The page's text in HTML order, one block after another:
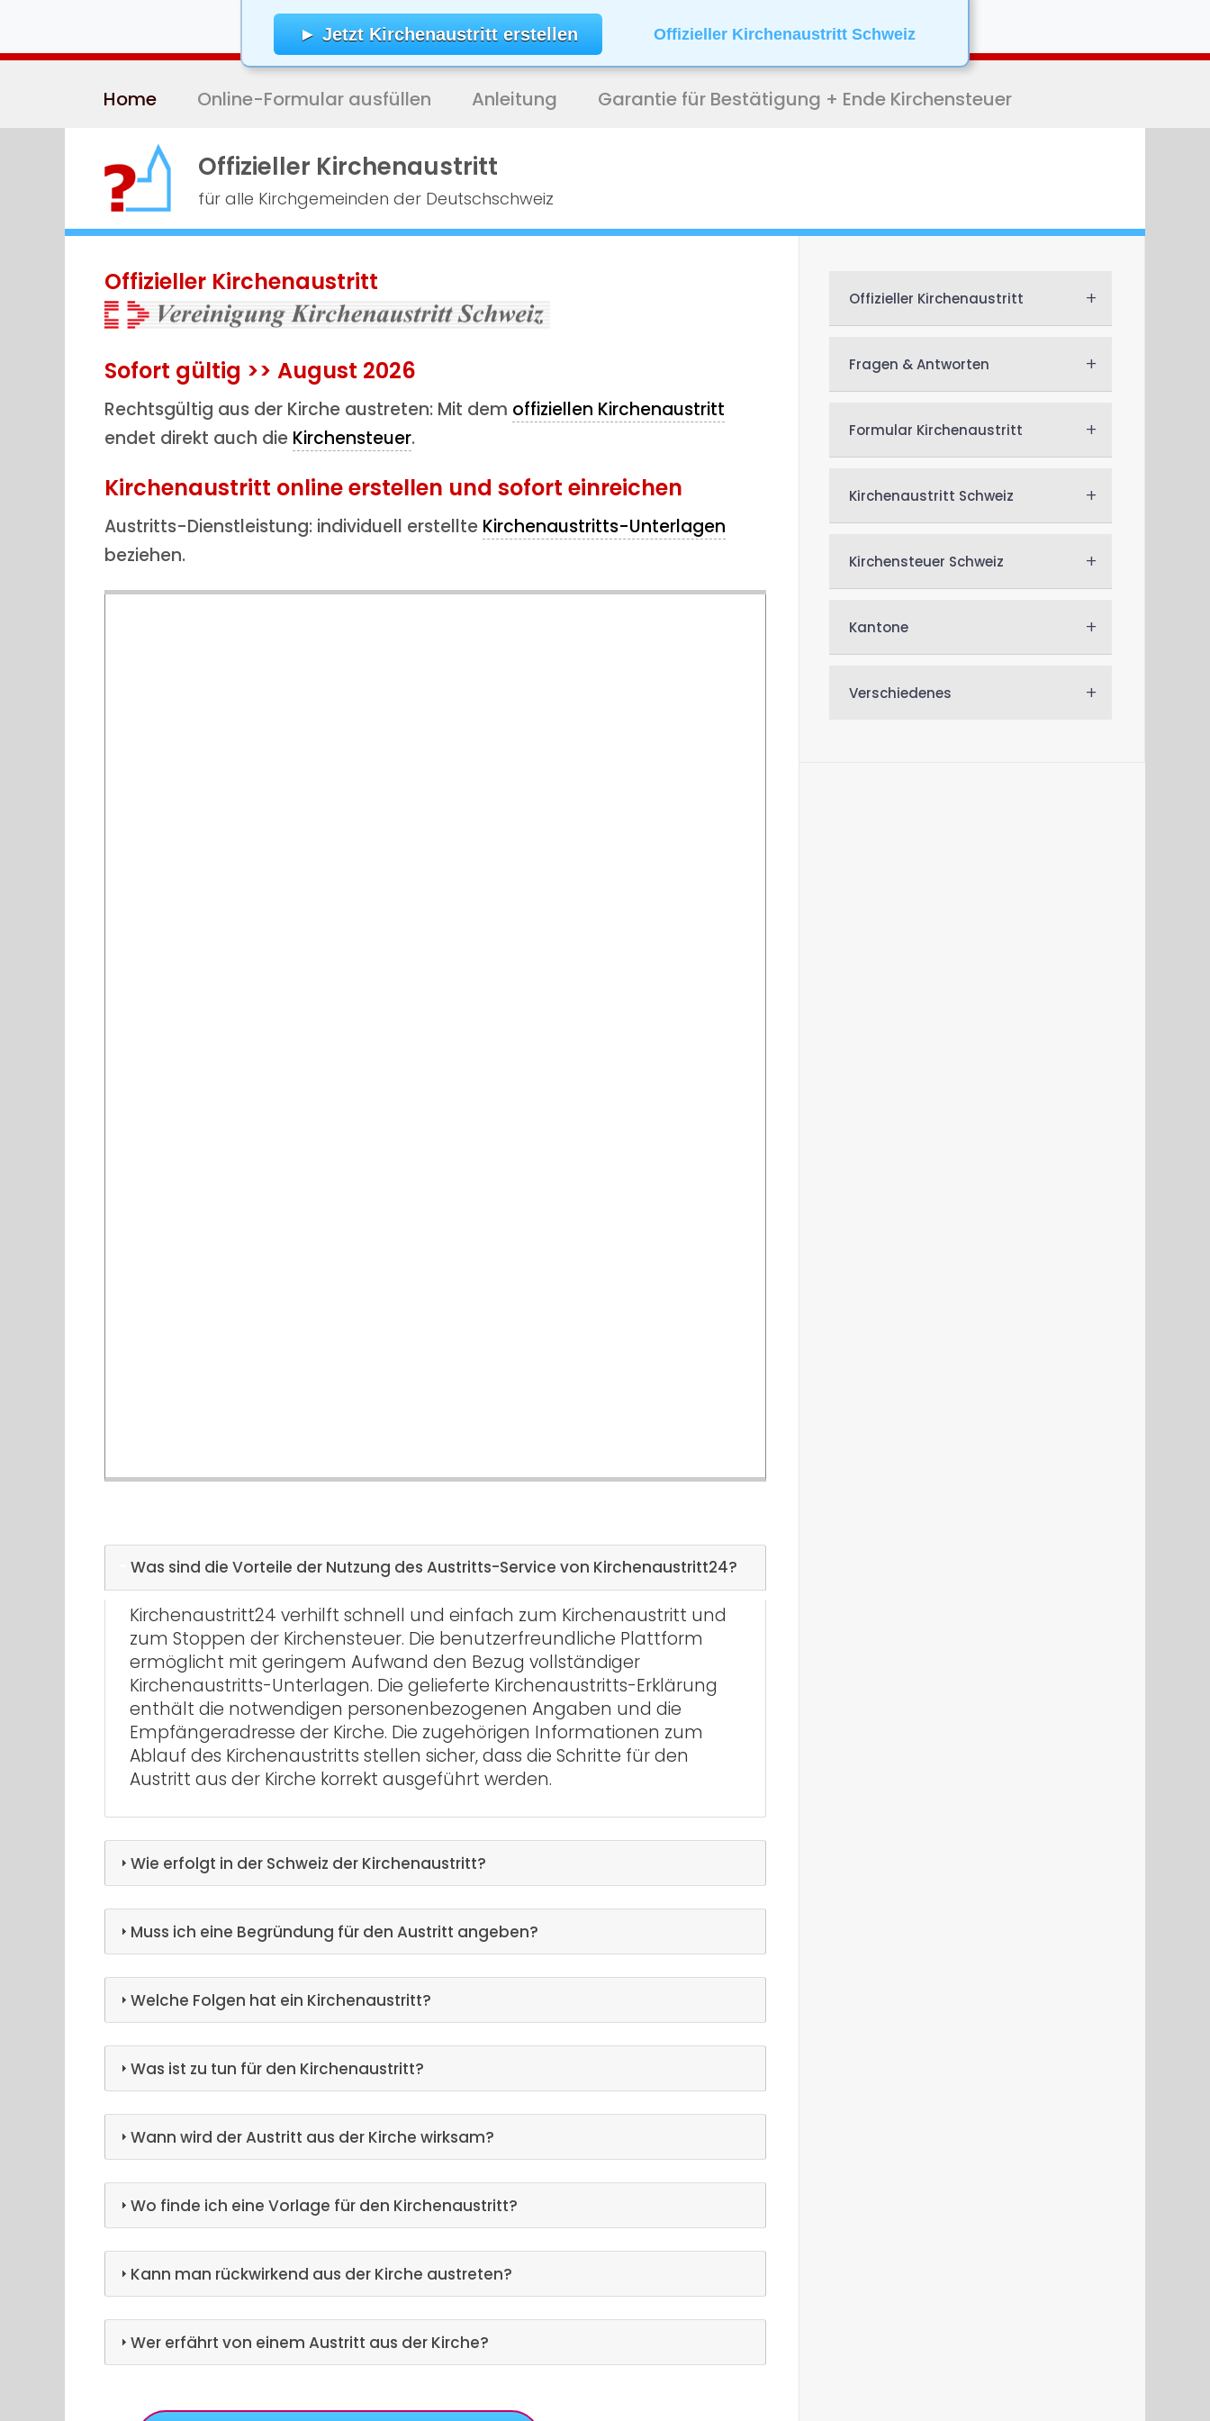
content
Enter)
► Jetzt Kirchenaustritt erstellen Offizieller Kirchenaustritt Schweiz
Home Online-Formular ausfüllen Anleitung Garantie für Bestätigung + Ende Kirchensteuer
Offizieller Kirchenaustritt
für alle Kirchgemeinden der Deutschschweiz
Offizieller Kirchenaustritt
Sofort gültig >> August 2026
Rechtsgültig aus der Kirche austreten: Mit dem offiziellen Kirchenaustritt
endet direkt auch die Kirchensteuer.
Kirchenaustritt online erstellen und sofort einreichen
Austritts-Dienstleistung: individuell erstellte Kirchenaustritts-Unterlagen
beziehen.
Was sind die Vorteile der Nutzung des Austritts-Service von Kirchenaustritt24?
Kirchenaustritt24 verhilft schnell und einfach zum Kirchenaustritt und
zum Stoppen der Kirchensteuer. Die benutzerfreundliche Plattform
ermöglicht mit geringem Aufwand den Bezug vollständiger
Kirchenaustritts-Unterlagen. Die gelieferte Kirchenaustritts-Erklärung
enthält die notwendigen personenbezogenen Angaben und die
Empfängeradresse der Kirche. Die zugehörigen Informationen zum
Ablauf des Kirchenaustritts stellen sicher, dass die Schritte für den
Austritt aus der Kirche korrekt ausgeführt werden.
Wie erfolgt in der Schweiz der Kirchenaustritt?
Muss ich eine Begründung für den Austritt angeben?
Welche Folgen hat ein Kirchenaustritt?
Was ist zu tun für den Kirchenaustritt?
Wann wird der Austritt aus der Kirche wirksam?
Wo finde ich eine Vorlage für den Kirchenaustritt?
Kann man rückwirkend aus der Kirche austreten?
Wer erfährt von einem Austritt aus der Kirche?
+
Offizieller Kirchenaustritt
+
Fragen & Antworten
+
Formular Kirchenaustritt
+
Kirchenaustritt Schweiz
+
Kirchensteuer Schweiz
+
Kantone
+
Verschiedenes